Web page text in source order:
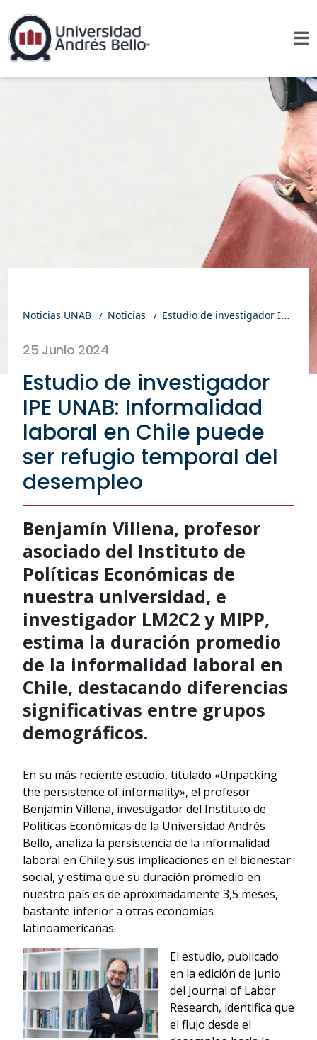
Noticias UNAB Noticias Estudio de investigador IPE UNAB: Informalidad laboral en Chile puede ser refugio temporal del desempleo
25 Junio 2024
Estudio de investigador
IPE UNAB: Informalidad
laboral en Chile puede
ser refugio temporal del
desempleo
Benjamín Villena, profesor
asociado del Instituto de
Políticas Económicas de
nuestra universidad, e
investigador LM2C2 y MIPP,
estima la duración promedio
de la informalidad laboral en
Chile, destacando diferencias
significativas entre grupos
demográficos.
En su más reciente estudio, titulado «Unpacking
the persistence of informality», el profesor
Benjamín Villena, investigador del Instituto de
Políticas Económicas de la Universidad Andrés
Bello, analiza la persistencia de la informalidad
laboral en Chile y sus implicaciones en el bienestar
social, y estima que su duración promedio en
nuestro país es de aproximadamente 3,5 meses,
bastante inferior a otras economías
latinoamericanas.
El estudio, publicado
en la edición de junio
del Journal of Labor
Research, identifica que
el flujo desde el